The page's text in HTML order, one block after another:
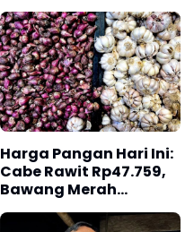
Harga Pangan Hari Ini:
Cabe Rawit Rp47.759,
Bawang Merah
Rp39.719/kg